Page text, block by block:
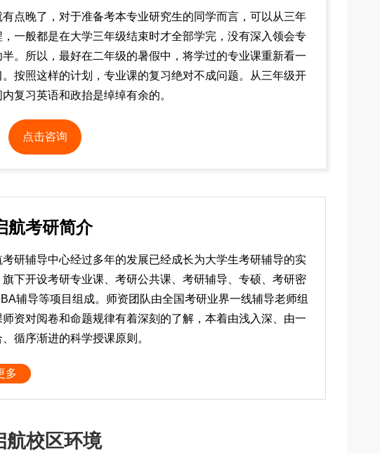
点晚了，对于准备考本专业研究生的同学而言，可以从三年
一般都是在大学三年级结束时才全部学完，没有深入领会专
。所以，最好在二年级的暑假中，将学过的专业课重新看一
按照这样的计划，专业课的复习绝对不成问题。从三年级开
复习英语和政抬是绰绰有余的。
点击咨询
航考研简介
考研辅导中心经过多年的发展已经成长为大学生考研辅导的实
旗下开设考研专业课、考研公共课、考研辅导、专硕、考研密
辅导等项目组成。师资团队由全国考研业界一线辅导老师组
资对阅卷和命题规律有着深刻的了解，本着由浅入深、由一
循序渐进的科学授课原则。
多
航校区环境